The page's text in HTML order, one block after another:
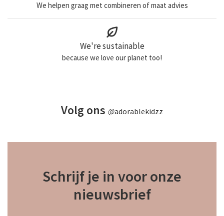
We helpen graag met combineren of maat advies
We're sustainable
because we love our planet too!
Volg ons @adorablekidzz
Schrijf je in voor onze
nieuwsbrief